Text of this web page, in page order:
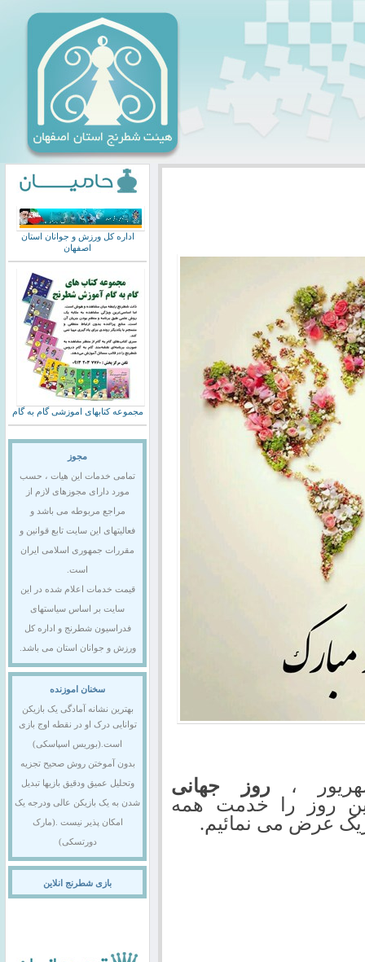
روز جهانی
روز را خدمت همه
عرض می نمائیم.
اداره کل ورزش و جوانان استان
اصفهان
مجموعه کتابهای اموزشی گام به گام
مجوز
تمامی خدمات این هیات ، حسب
مورد دارای مجوزهای لازم از
مراجع مربوطه می باشد و
فعالیتهای این سایت تابع قوانین و
مقررات جمهوری اسلامی ایران
است.
قیمت خدمات اعلام شده در این
سایت بر اساس سیاستهای
فدراسیون شطرنج و اداره کل
ورزش و جوانان استان می باشد.
سخنان اموزنده
بهترین نشانه آمادگی یک بازیکن
توانایی درک او در نقطه اوج بازی
است.(بوریس اسپاسکی)
بدون آموختن روش صحیح تجزیه
وتحلیل عمیق ودقیق بازیها تبدیل
شدن به یک بازیکن عالی ودرجه یک
امکان پذیر نیست .(مارک
دورتسکی)
بازی شطرنج انلاین